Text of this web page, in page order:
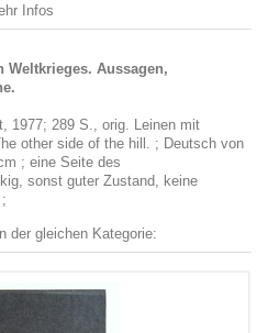
Infos
Weltkrieges. Aussagen,
1977; 289 S., orig. Leinen mit
other side of the hill. ; Deutsch von
; eine Seite des
sonst guter Zustand, keine
der gleichen Kategorie: